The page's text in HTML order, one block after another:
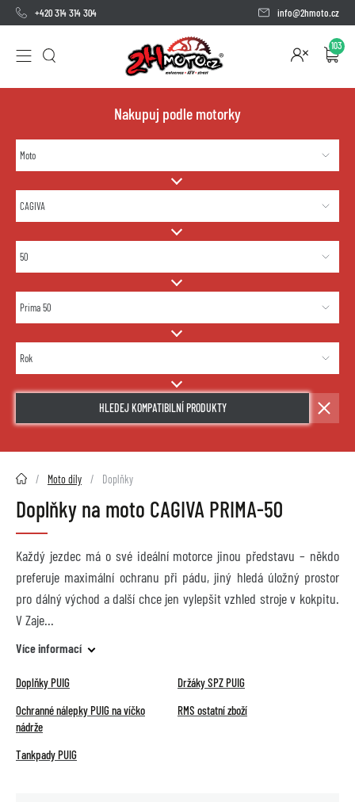
+420 314 314 304 info@2hmoto.cz
103
Nakupuj podle motorky
HLEDEJ KOMPATIBILNÍ PRODUKTY
2HMOTO.cz Moto díly Doplňky
Doplňky na moto CAGIVA PRIMA-50
Každý jezdec má o své ideální motorce jinou představu – někdo
preferuje maximální ochranu při pádu, jiný hledá úložný prostor
pro dálný východ a další chce jen vylepšit vzhled stroje v kokpitu.
V Zaje
Více informací
Doplňky PUIG
Držáky SPZ PUIG
Ochranné nálepky PUIG na víčko
nádrže
RMS ostatní zboží
Tankpady PUIG